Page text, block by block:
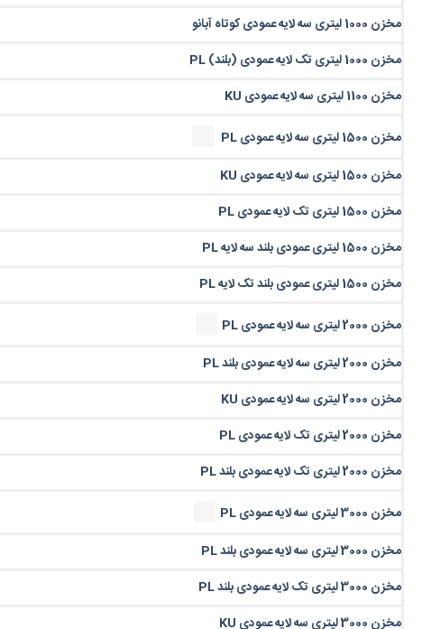
مخزن 1000 لیتری سه لایه عمودی کوتاه آبانو
مخزن 1000 لیتری تک لایه عمودی (بلند) PL
مخزن 1100 لیتری سه لایه عمودی KU
مخزن 1500 لیتری سه لایه عمودی PL
مخزن 1500 لیتری سه لایه عمودی KU
مخزن 1500 لیتری تک لایه عمودی PL
مخزن 1500 لیتری عمودی بلند سه لایه PL
مخزن 1500 لیتری عمودی بلند تک لایه PL
مخزن 2000 لیتری سه لایه عمودی PL
مخزن 2000 لیتری سه لایه عمودی بلند PL
مخزن 2000 لیتری سه لایه عمودی KU
مخزن 2000 لیتری تک لایه عمودی PL
مخزن 2000 لیتری تک لایه عمودی بلند PL
مخزن 3000 لیتری سه لایه عمودی PL
مخزن 3000 لیتری سه لایه عمودی بلند PL
مخزن 3000 لیتری تک لایه عمودی بلند PL
مخزن 3000 لیتری سه لایه عمودی KU